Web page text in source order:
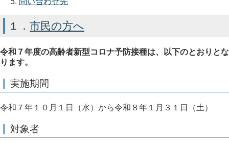
１． 市民の方へ
令和７年度の高齢者新型コロナ予防接種は、以下のとおりとな
ります。
実施期間
令和７年１０月１日（水）から令和８年１月３１日（土）
対象者